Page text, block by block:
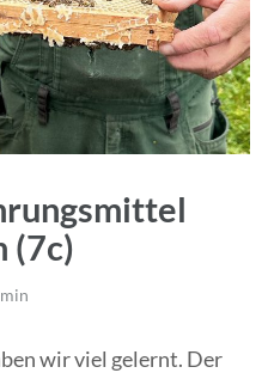
(7c)
wir viel gelernt. Der